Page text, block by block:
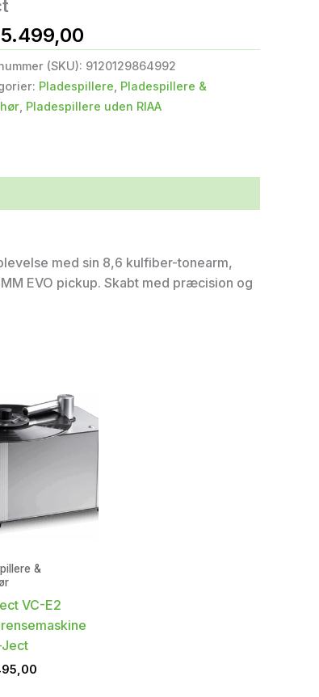
5.499,00
(SKU): 9120129864992
Pladespillere Pladespillere &
, Pladespillere uden RIAA
med sin 8,6 kulfiber-tonearm,
EVO pickup. Skabt med præcision og
&
VC-E2